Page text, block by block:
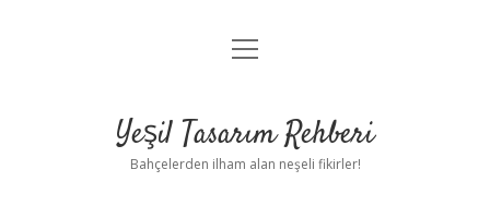
Anasayfa
Yasal Uyarı
menüyü
Yeşil Tasarım Rehberi
Bahçelerden ilham alan neşeli fikirler!